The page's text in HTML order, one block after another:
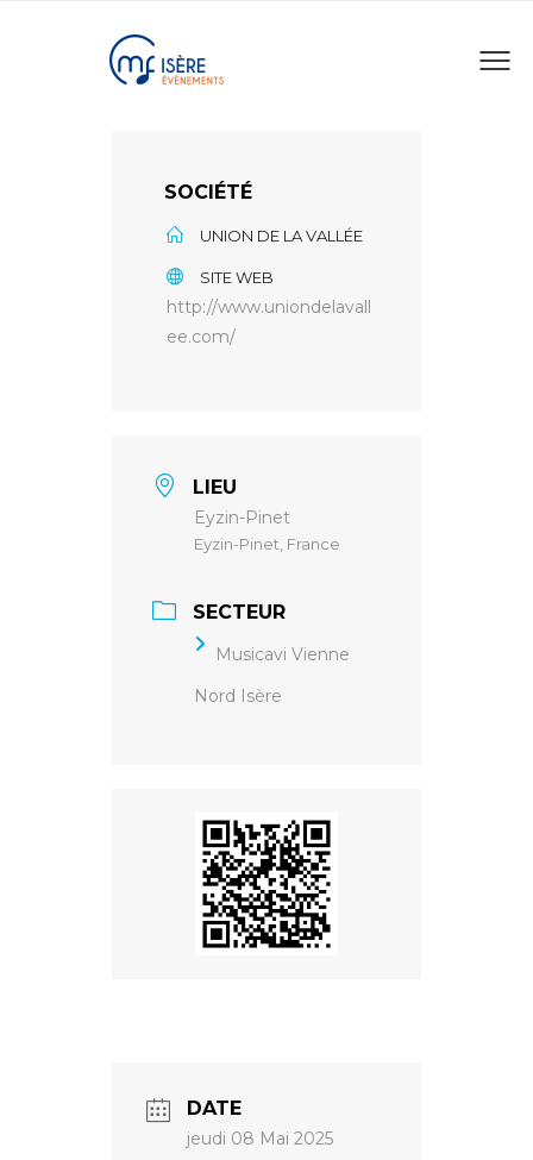
SOCIÉTÉ
UNION DE LA VALLÉE
SITE WEB
http://www.uniondelavall
ee.com/
LIEU
Eyzin-Pinet
Eyzin-Pinet, France
SECTEUR
Musicavi Vienne
Nord Isère
DATE
jeudi 08 Mai 2025